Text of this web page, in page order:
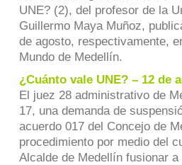
UNE? (2), del profesor de la
Guillermo Maya Muñoz,
de agosto, respectivamente,
Mundo de Medellín.
¿Cuánto vale UNE? – 12 de
El juez 28 administrativo de
17, una demanda de
acuerdo 017 del Concejo de
procedimiento por medio del
Alcalde de Medellín fusionar a